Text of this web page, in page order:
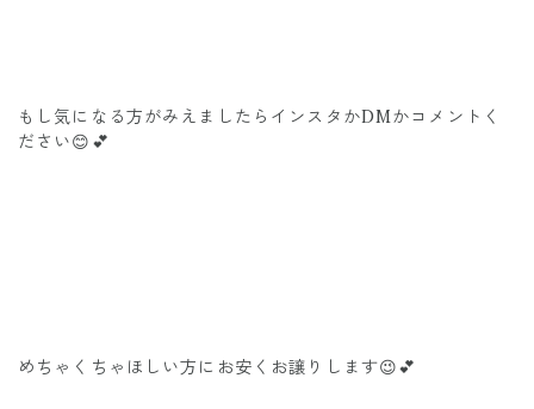
もし気になる方がみえましたらインスタかDMかコメントく
ださい😊💕
めちゃくちゃほしい方にお安くお譲りします😉💕